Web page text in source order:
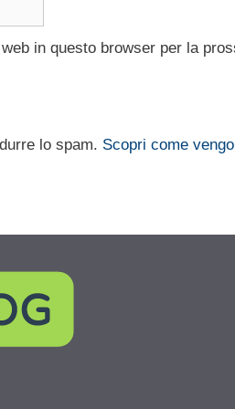
in questo browser per la
lo spam. Scopri come